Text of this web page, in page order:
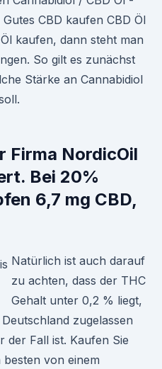
CBD kaufen CBD Öl
kaufen, dann steht man
So gilt es zunächst
Stärke an Cannabidiol
Firma NordicOil
Bei 20%
6,7 mg CBD,
Natürlich ist auch darauf
zu achten, dass der THC
Gehalt unter 0,2 % liegt,
zugelassen
der Fall ist. Kaufen Sie
von einem